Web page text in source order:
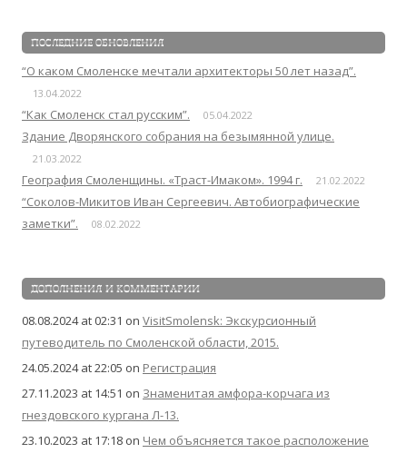
ПОСЛЕДНИЕ ОБНОВЛЕНИЯ
“О каком Смоленске мечтали архитекторы 50 лет назад”.
13.04.2022
“Как Смоленск стал русским”. 05.04.2022
Здание Дворянского собрания на безымянной улице.
21.03.2022
География Смоленщины. «Траст-Имаком». 1994 г. 21.02.2022
“Соколов-Микитов Иван Сергеевич. Автобиографические
заметки”.
08.02.2022
ДОПОЛНЕНИЯ И КОММЕНТАРИИ
08.08.2024 at 02:31 on VisitSmolensk: Экскурсионный
путеводитель по Смоленской области, 2015.
24.05.2024 at 22:05 on Регистрация
27.11.2023 at 14:51 on Знаменитая амфора-корчага из
гнездовского кургана Л-13.
23.10.2023 at 17:18 on Чем объясняется такое расположение